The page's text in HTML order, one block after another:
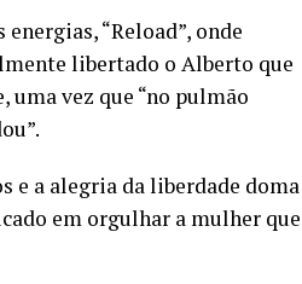
“Reload”, onde
libertado o Alberto que
uma vez que “no pulmão
e a alegria da liberdade doma
em orgulhar a mulher que